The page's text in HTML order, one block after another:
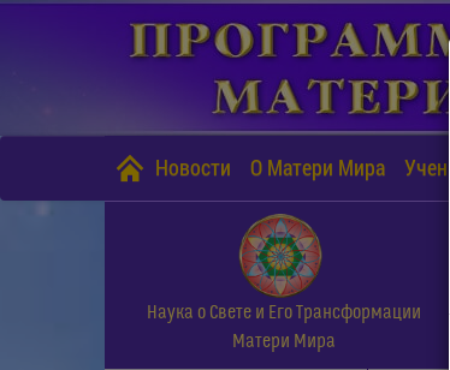
Новости О Матери Мира
Наука о Свете и Его Трансформации
Матери Мира